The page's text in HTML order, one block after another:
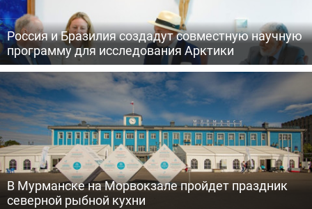
Россия и Бразилия создадут совместную научную
программу для исследования Арктики
В Мурманске на Морвокзале пройдет праздник
северной рыбной кухни